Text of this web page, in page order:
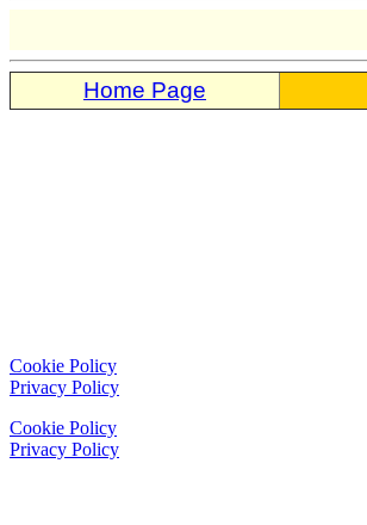
Home Page
Cookie Policy
Privacy Policy
Cookie Policy
Privacy Policy